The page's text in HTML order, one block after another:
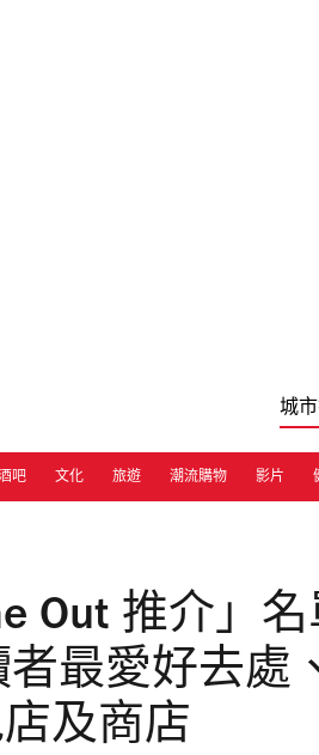
城
吧 文化 旅遊 潮流購物 影片
Out 推介」
者最愛好去處
及商店